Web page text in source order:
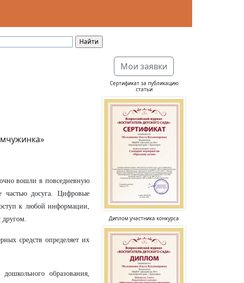
вошли в повседневную
досуга. Цифровые
к любой информации,
другом.
средств определяет их
образования,
Мои заявки
Сертификат за публикацию
статьи
Диплом участника конкурса